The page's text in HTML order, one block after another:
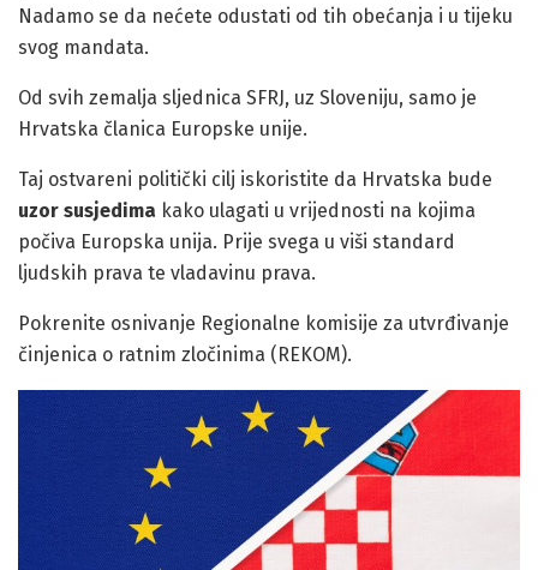
Nadamo se da nećete odustati od tih obećanja i u tijeku
svog mandata.
Od svih zemalja sljednica SFRJ, uz Sloveniju, samo je
Hrvatska članica Europske unije.
Taj ostvareni politički cilj iskoristite da Hrvatska bude
uzor susjedima kako ulagati u vrijednosti na kojima
počiva Europska unija. Prije svega u viši standard
ljudskih prava te vladavinu prava.
Pokrenite osnivanje Regionalne komisije za utvrđivanje
činjenica o ratnim zločinima (REKOM).